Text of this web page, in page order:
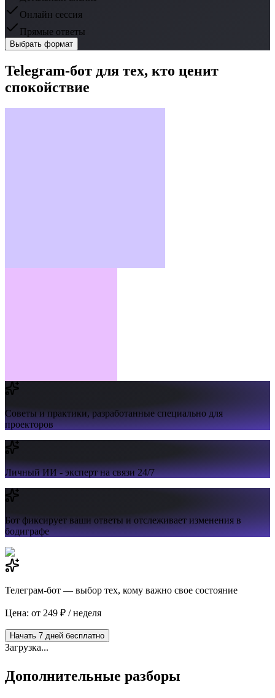
Онлайн сессия
Прямые ответы
Выбрать формат
Telegram-бот для тех, кто ценит
спокойствие
Советы и практики,разработанные специально для
проекторов
Личный ИИ -эксперт на связи 24/7
Бот фиксирует ваши ответы и отслеживает изменения в
бодиграфе
Телеграм-бот — выбор тех, кому важно свое состояние
Цена: от 249 ₽ / неделя
Начать 7 дней бесплатно
Загрузка...
Дополнительные разборы